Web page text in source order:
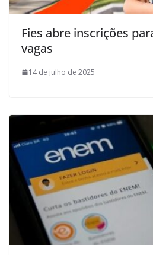
Fies abre inscrições
vagas
14 de julho de 2025